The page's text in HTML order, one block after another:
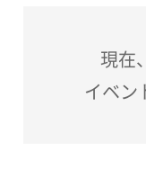
現在
イベン